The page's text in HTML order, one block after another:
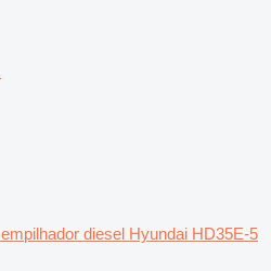
empilhador diesel Hyundai HD35E-5